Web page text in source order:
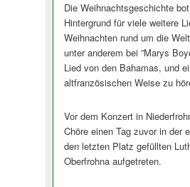
Die Weihnachtsgeschichte
Hintergrund für viele weitere
Weihnachten rund um die
unter anderem bei ”Marys
Lied von den Bahamas, und
altfranzösischen Weise zu
Vor dem Konzert in
Chöre einen Tag zuvor in der
den letzten Platz gefüllten
Oberfrohna aufgetreten.